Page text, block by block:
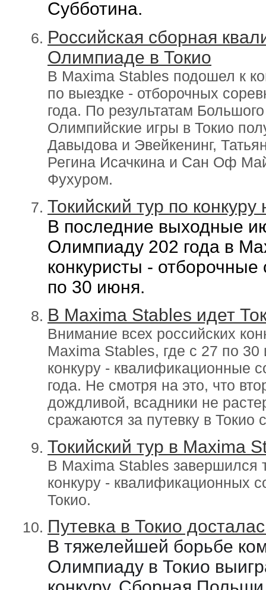
Субботина.
Российская сборная
Олимпиаде в Токио
В Maxima Stables подошел к
по выездке - отборочных
года. По результатам
Олимпийские игры в Токио
Давыдова и Эвейкенинг,
Регина Исачкина и Сан Оф
Фухуром.
Токийский тур по
В последние выходные
Олимпиаду 202 года в
конкуристы -
по 30 июня.
В Maxima Stables идет
Внимание всех российских
Maxima Stables, где с 27 по
конкуру - квалификационные
года. Не смотря на это, что
дождливой, всадники не
сражаются за путевку в Токио
Токийский тур в Mаximа
В Maxima Stables завершился
конкуру - квалификационных
Токио.
Путевка в Токио
В тяжелейшей борьбе
Олимпиаду в Токио